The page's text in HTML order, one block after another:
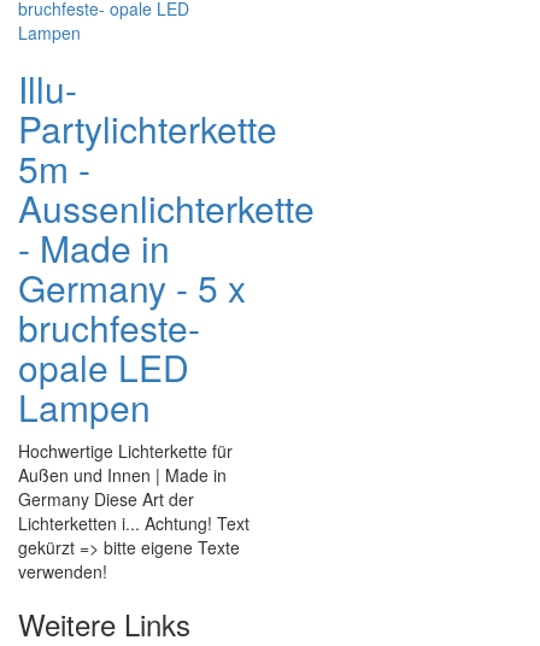
Illu-
Partylichterkette
5m -
Aussenlichterkette
- Made in
Germany - 5 x
bruchfeste-
opale LED
Lampen
Hochwertige Lichterkette für
Außen und Innen | Made in
Germany Diese Art der
Lichterketten i... Achtung! Text
gekürzt => bitte eigene Texte
verwenden!
Weitere Links